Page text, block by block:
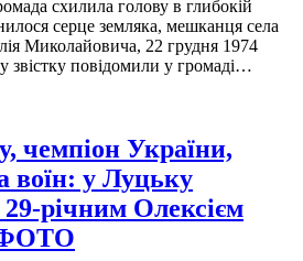
схилила голову в глибокій
серце земляка, мешканця села
Миколайовича, 22 грудня 1974
повідомили у громаді…
чемпіон України,
воїн: у Луцьку
річним Олексієм
ФОТО